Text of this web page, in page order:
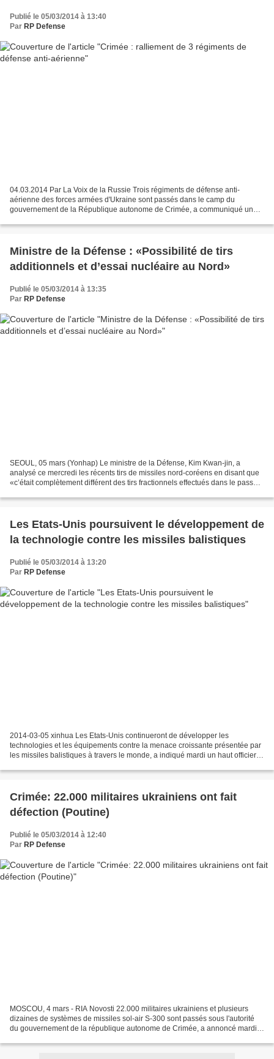
Publié le 05/03/2014 à 13:40
Par RP Defense
04.03.2014 Par La Voix de la Russie Trois régiments de défense anti-
aérienne des forces armées d'Ukraine sont passés dans le camp du
gouvernement de la République autonome de Crimée, a communiqué un
Ministre de la Défense : «Possibilité de tirs
additionnels et d’essai nucléaire au Nord»
Publié le 05/03/2014 à 13:35
Par RP Defense
SEOUL, 05 mars (Yonhap) Le ministre de la Défense, Kim Kwan-jin, a
analysé ce mercredi les récents tirs de missiles nord-coréens en disant que
«c’était complètement différent des tirs fractionnels effectués dans le passé»,
Les Etats-Unis poursuivent le développement de
la technologie contre les missiles balistiques
Publié le 05/03/2014 à 13:20
Par RP Defense
2014-03-05 xinhua Les Etats-Unis continueront de développer les
technologies et les équipements contre la menace croissante présentée par
les missiles balistiques à travers le monde, a indiqué mardi un haut officier
Crimée: 22.000 militaires ukrainiens ont fait
défection (Poutine)
Publié le 05/03/2014 à 12:40
Par RP Defense
MOSCOU, 4 mars - RIA Novosti 22.000 militaires ukrainiens et plusieurs
dizaines de systèmes de missiles sol-air S-300 sont passés sous l'autorité
du gouvernement de la république autonome de Crimée, a annoncé mardi à